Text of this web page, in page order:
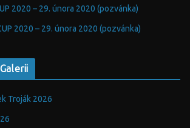
2020 – 29. února 2020 (pozvánka)
2020 – 29. února 2020 (pozvánka)
Troják 2026